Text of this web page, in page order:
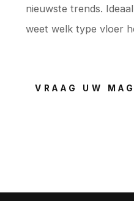
nieuwste trends.
weet welk type vloer
VRAAG UW